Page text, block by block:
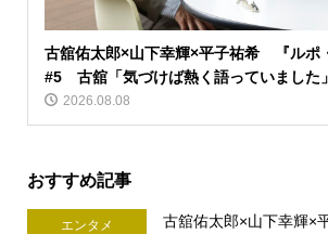
古舘佑太郎×山下幸輝×平子祐希 『ルポ
#5 古舘「気づけば熱く語っていました」
2026.08.08
おすすめ記事
エンタメ
古舘佑太郎×山下幸輝×